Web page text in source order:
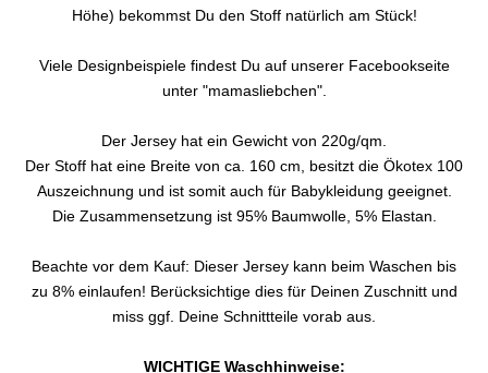
Höhe) bekommst Du den Stoff natürlich am Stück!
Viele Designbeispiele findest Du auf unserer Facebookseite
unter "mamasliebchen".
Der Jersey hat ein Gewicht von 220g/qm.
Der Stoff hat eine Breite von ca. 160 cm, besitzt die Ökotex 100
Auszeichnung und ist somit auch für Babykleidung geeignet.
Die Zusammensetzung ist 95% Baumwolle, 5% Elastan.
Beachte vor dem Kauf: Dieser Jersey kann beim Waschen bis
zu 8% einlaufen! Berücksichtige dies für Deinen Zuschnitt und
miss ggf. Deine Schnittteile vorab aus.
WICHTIGE Waschhinweise: